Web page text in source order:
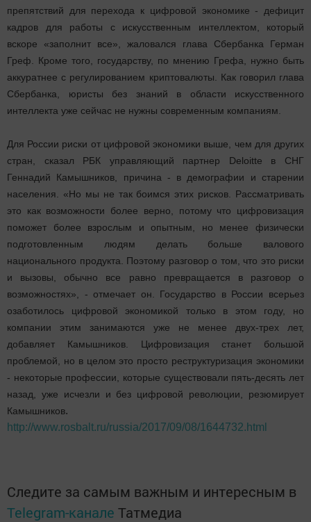
препятствий для перехода к цифровой экономике - дефицит
кадров для работы с искусственным интеллектом, который
вскоре «заполнит все», жаловался глава Сбербанка Герман
Греф. Кроме того, государству, по мнению Грефа, нужно быть
аккуратнее с регулированием криптовалюты. Как говорил глава
Сбербанка, юристы без знаний в области искусственного
интеллекта уже сейчас не нужны современным компаниям.
Для России риски от цифровой экономики выше, чем для других
стран, сказал РБК управляющий партнер Deloitte в СНГ
Геннадий Камышников, причина - в демографии и старении
населения. «Но мы не так боимся этих рисков. Рассматривать
это как возможности более верно, потому что цифровизация
поможет более взрослым и опытным, но менее физически
подготовленным людям делать больше валового
национального продукта. Поэтому разговор о том, что это риски
и вызовы, обычно все равно превращается в разговор о
возможностях», - отмечает он. Государство в России всерьез
озаботилось цифровой экономикой только в этом году, но
компании этим занимаются уже не менее двух-трех лет,
добавляет Камышников. Цифровизация станет большой
проблемой, но в целом это просто реструктуризация экономики
- некоторые профессии, которые существовали пять-десять лет
назад, уже исчезли и без цифровой революции, резюмирует
Камышников.
http://www.rosbalt.ru/russia/2017/09/08/1644732.html
Следите за самым важным и интересным в
Telegram-канале Татмедиа